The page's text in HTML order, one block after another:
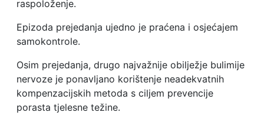
raspoloženje.
Epizoda prejedanja ujedno je praćena i osjećajem
samokontrole.
Osim prejedanja, drugo najvažnije obilježje bulimije
nervoze je ponavljano korištenje neadekvatnih
kompenzacijskih metoda s ciljem prevencije
porasta tjelesne težine.